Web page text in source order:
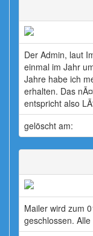
Der Admin, laut
einmal im Jahr
Jahre habe ich
erhalten. Das
entspricht also
gelöscht am:
Mailer wird zum
geschlossen.